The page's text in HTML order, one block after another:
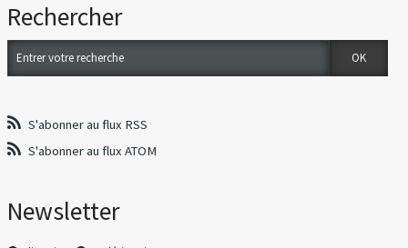
Rechercher
S'abonner au flux RSS
S'abonner au flux ATOM
Newsletter